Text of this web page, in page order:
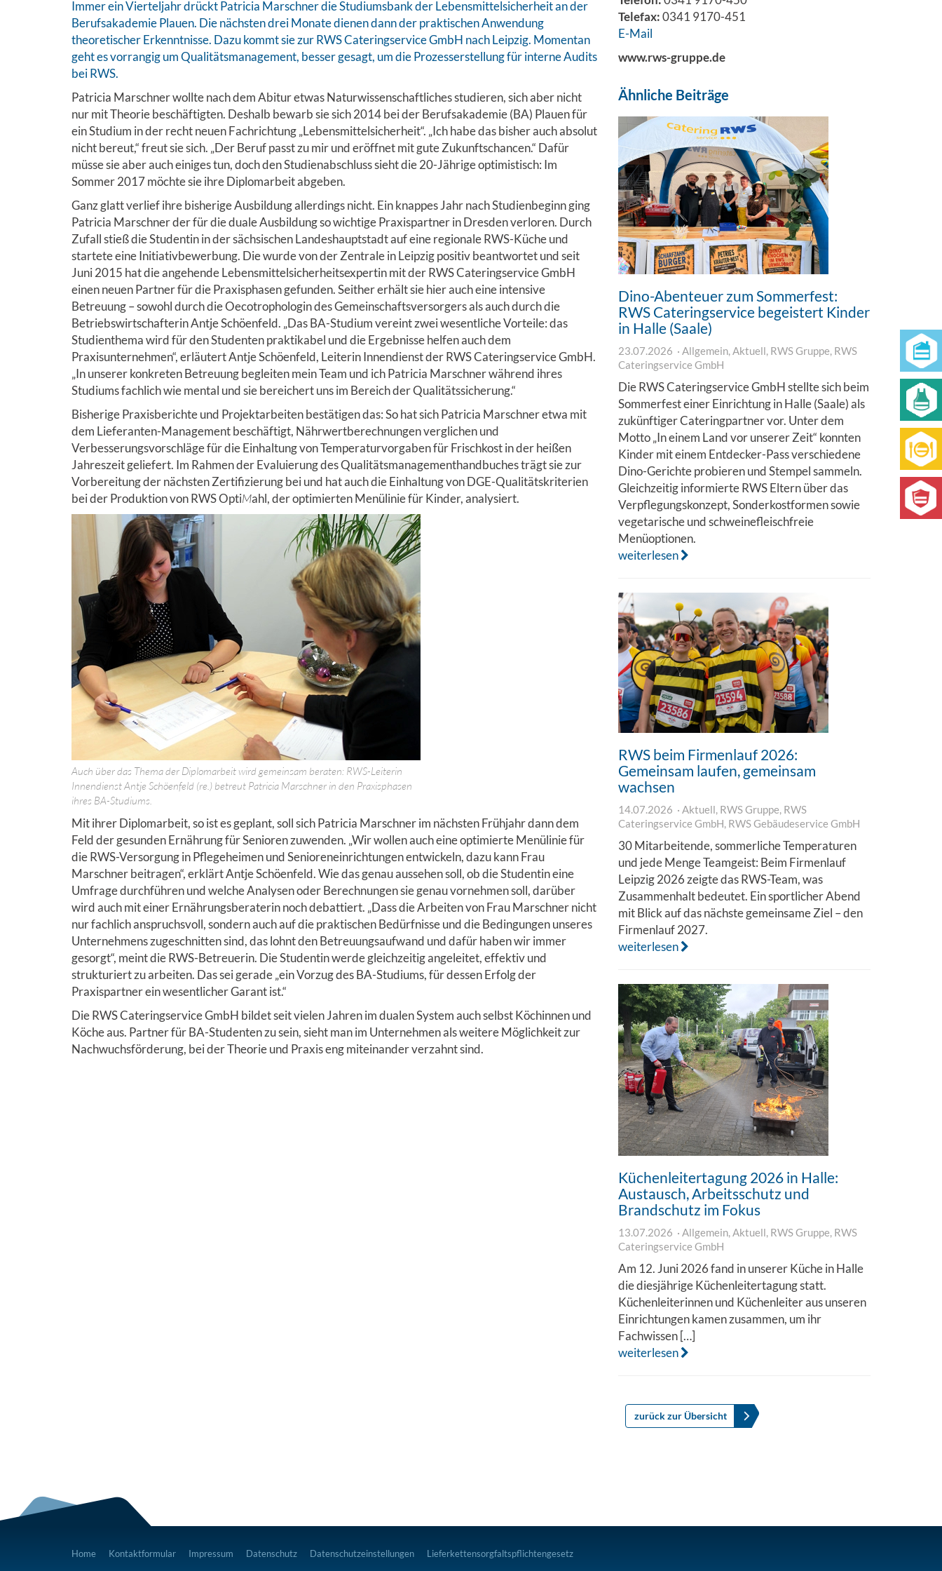
Immer ein Vierteljahr drückt Patricia Marschner die Studiumsbank der Lebensmittelsicherheit an der
Berufsakademie Plauen. Die nächsten drei Monate dienen dann der praktischen Anwendung
theoretischer Erkenntnisse. Dazu kommt sie zur RWS Cateringservice GmbH nach Leipzig. Momentan
geht es vorrangig um Qualitätsmanagement, besser gesagt, um die Prozesserstellung für interne Audits
bei RWS.
Patricia Marschner wollte nach dem Abitur etwas Naturwissenschaftliches studieren, sich aber nicht
nur mit Theorie beschäftigten. Deshalb bewarb sie sich 2014 bei der Berufsakademie (BA) Plauen für
ein Studium in der recht neuen Fachrichtung „Lebensmittelsicherheit“. „Ich habe das bisher auch absolut
nicht bereut,“ freut sie sich. „Der Beruf passt zu mir und eröffnet mit gute Zukunftschancen.“ Dafür
müsse sie aber auch einiges tun, doch den Studienabschluss sieht die 20-Jährige optimistisch: Im
Sommer 2017 möchte sie ihre Diplomarbeit abgeben.
Ganz glatt verlief ihre bisherige Ausbildung allerdings nicht. Ein knappes Jahr nach Studienbeginn ging
Patricia Marschner der für die duale Ausbildung so wichtige Praxispartner in Dresden verloren. Durch
Zufall stieß die Studentin in der sächsischen Landeshauptstadt auf eine regionale RWS-Küche und
startete eine Initiativbewerbung. Die wurde von der Zentrale in Leipzig positiv beantwortet und seit
Juni 2015 hat die angehende Lebensmittelsicherheitsexpertin mit der RWS Cateringservice GmbH
einen neuen Partner für die Praxisphasen gefunden. Seither erhält sie hier auch eine intensive
Betreuung – sowohl durch die Oecotrophologin des Gemeinschaftsversorgers als auch durch die
Betriebswirtschafterin Antje Schöenfeld. „Das BA-Studium vereint zwei wesentliche Vorteile: das
Studienthema wird für den Studenten praktikabel und die Ergebnisse helfen auch dem
Praxisunternehmen“, erläutert Antje Schöenfeld, Leiterin Innendienst der RWS Cateringservice GmbH.
„In unserer konkreten Betreuung begleiten mein Team und ich Patricia Marschner während ihres
Studiums fachlich wie mental und sie bereichert uns im Bereich der Qualitätssicherung.“
Bisherige Praxisberichte und Projektarbeiten bestätigen das: So hat sich Patricia Marschner etwa mit
dem Lieferanten-Management beschäftigt, Nährwertberechnungen verglichen und
Verbesserungsvorschläge für die Einhaltung von Temperaturvorgaben für Frischkost in der heißen
Jahreszeit geliefert. Im Rahmen der Evaluierung des Qualitätsmanagementhandbuches trägt sie zur
Vorbereitung der nächsten Zertifizierung bei und hat auch die Einhaltung von DGE-Qualitätskriterien
bei der Produktion von RWS OptiMahl, der optimierten Menülinie für Kinder, analysiert.
Auch über das Thema der Diplomarbeit wird gemeinsam beraten: RWS-Leiterin
Innendienst Antje Schöenfeld (re.) betreut Patricia Marschner in den Praxisphasen
ihres BA-Studiums.
Mit ihrer Diplomarbeit, so ist es geplant, soll sich Patricia Marschner im nächsten Frühjahr dann dem
Feld der gesunden Ernährung für Senioren zuwenden. „Wir wollen auch eine optimierte Menülinie für
die RWS-Versorgung in Pflegeheimen und Senioreneinrichtungen entwickeln, dazu kann Frau
Marschner beitragen“, erklärt Antje Schöenfeld. Wie das genau aussehen soll, ob die Studentin eine
Umfrage durchführen und welche Analysen oder Berechnungen sie genau vornehmen soll, darüber
wird auch mit einer Ernährungsberaterin noch debattiert. „Dass die Arbeiten von Frau Marschner nicht
nur fachlich anspruchsvoll, sondern auch auf die praktischen Bedürfnisse und die Bedingungen unseres
Unternehmens zugeschnitten sind, das lohnt den Betreuungsaufwand und dafür haben wir immer
gesorgt“, meint die RWS-Betreuerin. Die Studentin werde gleichzeitig angeleitet, effektiv und
strukturiert zu arbeiten. Das sei gerade „ein Vorzug des BA-Studiums, für dessen Erfolg der
Praxispartner ein wesentlicher Garant ist.“
Die RWS Cateringservice GmbH bildet seit vielen Jahren im dualen System auch selbst Köchinnen und
Köche aus. Partner für BA-Studenten zu sein, sieht man im Unternehmen als weitere Möglichkeit zur
Nachwuchsförderung, bei der Theorie und Praxis eng miteinander verzahnt sind.
Telefax:0341 9170-451
E-Mail
www.rws-gruppe.de
Ähnliche Beiträge
Dino-Abenteuer zum Sommerfest:
RWS Cateringservice begeistert Kinder
in Halle (Saale)
23.07.2026 Allgemein, Aktuell, RWS Gruppe, RWS
Cateringservice GmbH
Die RWS Cateringservice GmbH stellte sich beim
Sommerfest einer Einrichtung in Halle (Saale) als
zukünftiger Cateringpartner vor. Unter dem
Motto „In einem Land vor unserer Zeit“ konnten
Kinder mit einem Entdecker-Pass verschiedene
Dino-Gerichte probieren und Stempel sammeln.
Gleichzeitig informierte RWS Eltern über das
Verpflegungskonzept, Sonderkostformen sowie
vegetarische und schweinefleischfreie
Menüoptionen.
weiterlesen
RWS beim Firmenlauf 2026:
Gemeinsam laufen, gemeinsam
wachsen
14.07.2026 Aktuell, RWS Gruppe, RWS
Cateringservice GmbH, RWS Gebäudeservice GmbH
30 Mitarbeitende, sommerliche Temperaturen
und jede Menge Teamgeist: Beim Firmenlauf
Leipzig 2026 zeigte das RWS-Team, was
Zusammenhalt bedeutet. Ein sportlicher Abend
mit Blick auf das nächste gemeinsame Ziel – den
Firmenlauf 2027.
weiterlesen
Küchenleitertagung 2026 in Halle:
Austausch, Arbeitsschutz und
Brandschutz im Fokus
13.07.2026 Allgemein, Aktuell, RWS Gruppe, RWS
Cateringservice GmbH
Am 12. Juni 2026 fand in unserer Küche in Halle
die diesjährige Küchenleitertagung statt.
Küchenleiterinnen und Küchenleiter aus unseren
Einrichtungen kamen zusammen, um ihr
Fachwissen […]
weiterlesen
zurück zur Übersicht
Home Kontaktformular Impressum Datenschutz Datenschutzeinstellungen Lieferkettensorgfaltspflichtengesetz